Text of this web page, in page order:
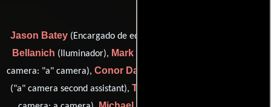
Jason Batey (Encargado de equipamiento de cámara),
Bellanich (Iluminador), Mark 'Boylee' Boyle
camera: "a" camera), Conor Daily
("a" camera second assistant), Taylor Fenno